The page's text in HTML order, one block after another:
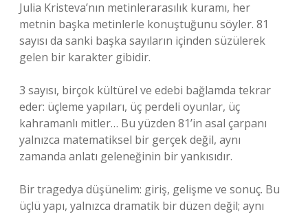
Julia Kristeva’nın metinlerarasılık kuramı, her
metnin başka metinlerle konuştuğunu söyler. 81
sayısı da sanki başka sayıların içinden süzülerek
gelen bir karakter gibidir.
3 sayısı, birçok kültürel ve edebi bağlamda tekrar
eder: üçleme yapıları, üç perdeli oyunlar, üç
kahramanlı mitler… Bu yüzden 81’in asal çarpanı
yalnızca matematiksel bir gerçek değil, aynı
zamanda anlatı geleneğinin bir yankısıdır.
Bir tragedya düşünelim: giriş, gelişme ve sonuç. Bu
üçlü yapı, yalnızca dramatik bir düzen değil; aynı